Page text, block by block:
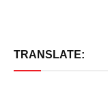
TRANSLATE: